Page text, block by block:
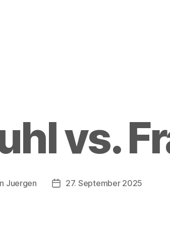
vs.
Juergen Beitragsdatum
27. September 2025